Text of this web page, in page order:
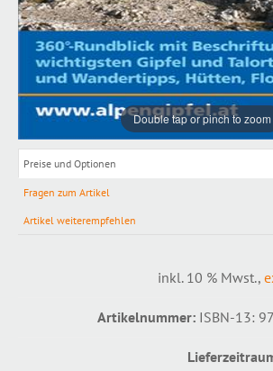
Double tap or pinch to zoom
Preise und Optionen
Fragen zum Artikel
Artikel weiterempfehlen
inkl. 10 % Mwst.,
Artikelnummer: ISBN-13: